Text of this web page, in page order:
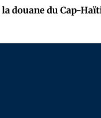
douane du Cap-